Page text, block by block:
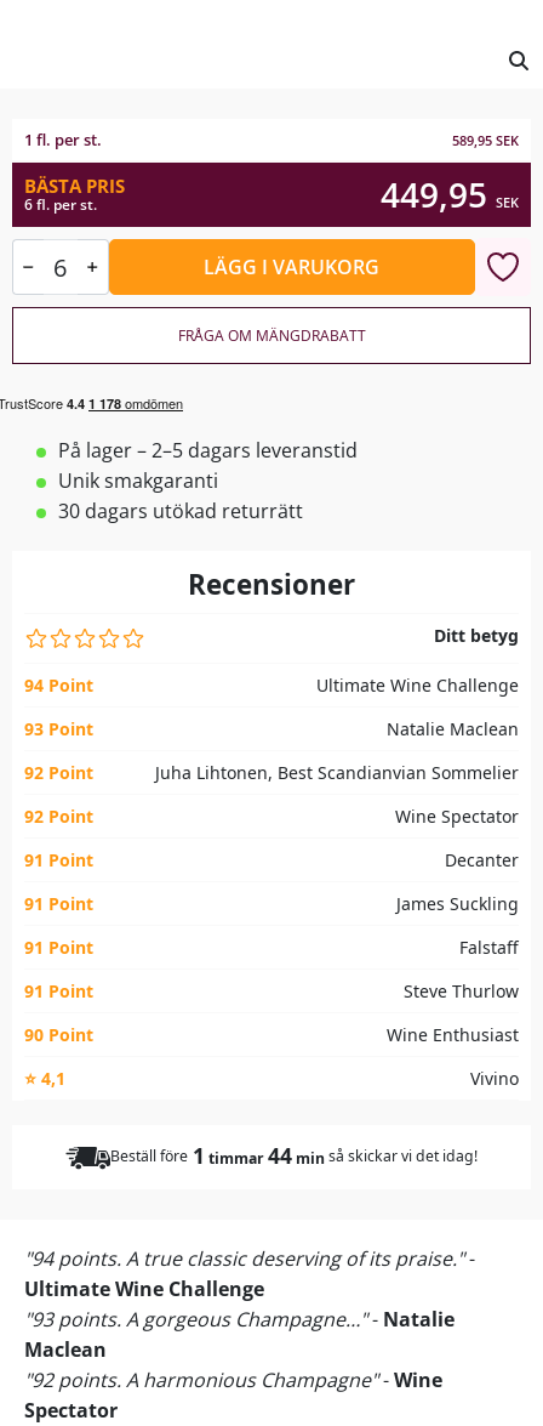
1 fl. per st. 589,95 SEK
BÄSTA PRIS
6 fl. per st. 449,95 SEK
LÄGG I VARUKORG
FRÅGA OM MÄNGDRABATT
På lager – 2–5 dagars leveranstid
Unik smakgaranti
30 dagars utökad returrätt
Recensioner
Ditt betyg
94 Point
Ultimate Wine Challenge
93 Point
Natalie Maclean
92 Point
Juha Lihtonen, Best Scandianvian Sommelier
92 Point
Wine Spectator
91 Point
Decanter
91 Point
James Suckling
91 Point
Falstaff
91 Point
Steve Thurlow
90 Point
Wine Enthusiast
⭐ 4,1
Vivino
Beställ före 1 timmar44min så skickar vi det idag!
"94 points. A true classic deserving of its praise."-
Ultimate Wine Challenge
"93 points. A gorgeous Champagne…"- Natalie
Maclean
"92 points. A harmonious Champagne"-Wine
Spectator